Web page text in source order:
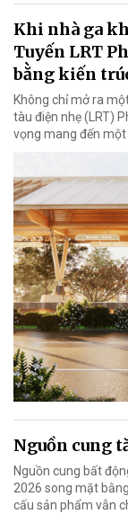
Khi nhà ga
Tuyến LRT
bằng kiến
Không chỉ mở ra
tàu điện nhẹ (LRT)
vọng mang đến
Nguồn cung
Nguồn cung bất
2026 song mặt
cấu sản phẩm vẫn